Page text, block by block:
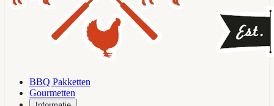
BBQ Pakketten
Gourmetten